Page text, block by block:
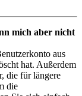
mich aber nicht
aus
hat. Außerdem
die für längere
die